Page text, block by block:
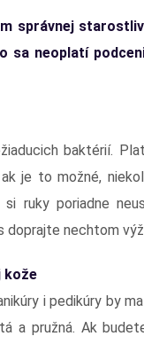
správnej
sa neoplatí
baktérií.
je to možné,
ruky poriadne
nechtom
kože
i pedikúry by
a pružná. Ak